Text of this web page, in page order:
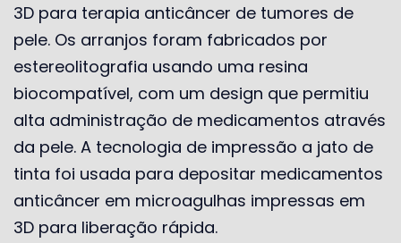
3D para terapia anticâncer de tumores de
pele. Os arranjos foram fabricados por
estereolitografia usando uma resina
biocompatível, com um design que permitiu
alta administração de medicamentos através
da pele. A tecnologia de impressão a jato de
tinta foi usada para depositar medicamentos
anticâncer em microagulhas impressas em
3D para liberação rápida.